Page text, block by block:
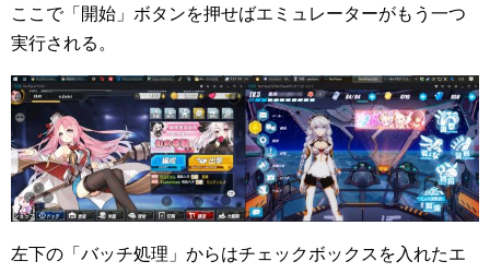
ここで「開始」ボタンを押せばエミュレーターがもう一つ
実行される。
左下の「バッチ処理」からはチェックボックスを入れたエ